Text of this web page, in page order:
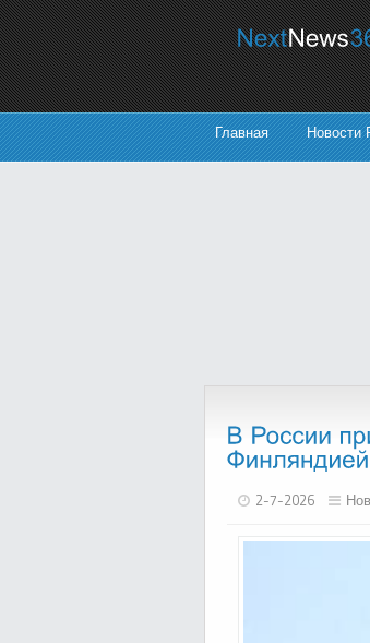
Главная Новости
2-7-2026